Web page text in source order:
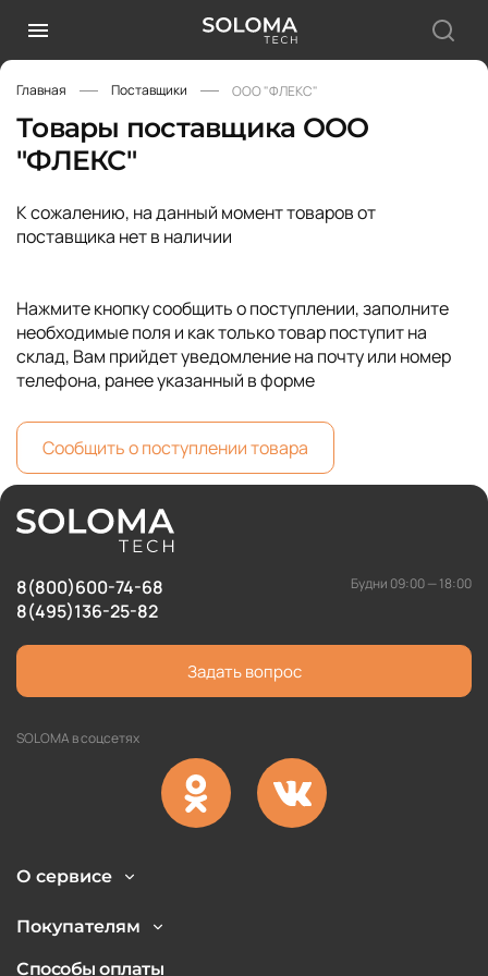
Главная Поставщики ООО "ФЛЕКС"
Товары поставщика ООО
"ФЛЕКС"
К сожалению, на данный момент товаров от
поставщика нет в наличии
Нажмите кнопку сообщить о поступлении, заполните
необходимые поля и как только товар поступит на
склад, Вам прийдет уведомление на почту или номер
телефона, ранее указанный в форме
Сообщить о поступлении товара
8(800)600-74-68
8(495)136-25-82
Будни 09:00 — 18:00
Задать вопрос
SOLOMA в соцсетях
О сервисе
Покупателям
Способы оплаты